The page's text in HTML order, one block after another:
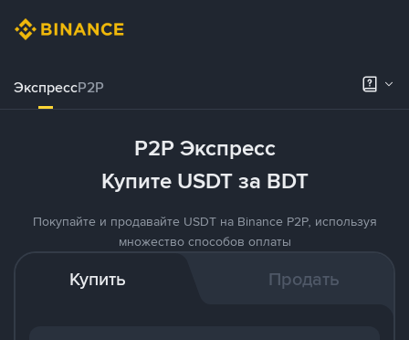
ЭкспрессP2P
P2P Экспресс
Купите USDT за BDT
Покупайте и продавайте USDT на Binance P2P, используя
множество способов оплаты
Купить Продать